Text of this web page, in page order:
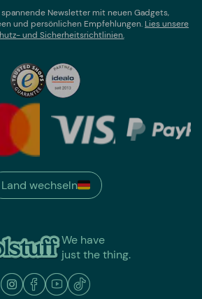
Newsletter mit neuen Gadgets,
und persönlichen Empfehlungen. Lies unsere
und Sicherheitsrichtlinien.
We have
just the thing.
Land wechseln